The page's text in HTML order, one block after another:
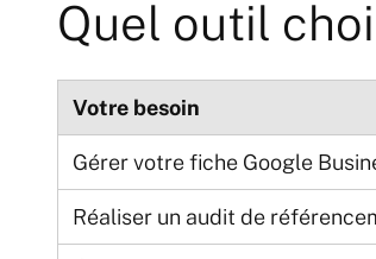
Quel outil
Votre besoin
Gérer votre fiche Google
Réaliser un audit de